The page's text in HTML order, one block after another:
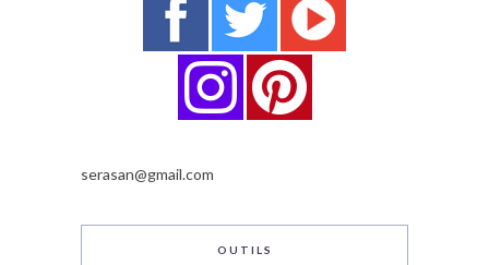
serasan@gmail.com
OUTILS